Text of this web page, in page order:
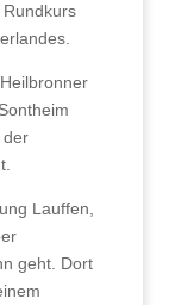
der
Lauffen,
geht. Dort